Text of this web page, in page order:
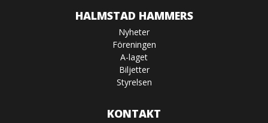
HALMSTAD HAMMERS
Nyheter
Föreningen
A-laget
Biljetter
Styrelsen
KONTAKT